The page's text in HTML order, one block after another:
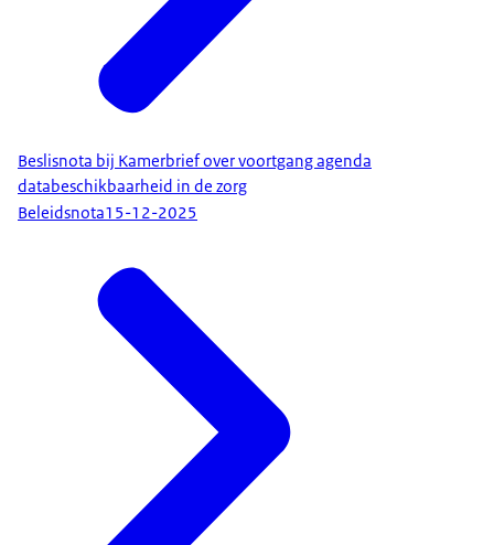
Beslisnota bij Kamerbrief over voortgang agenda
databeschikbaarheid in de zorg
Beleidsnota15-12-2025